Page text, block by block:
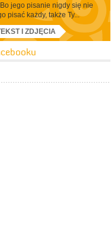
jego pisanie nigdy się nie
pisać każdy, także Ty...
I ZDJĘCIA